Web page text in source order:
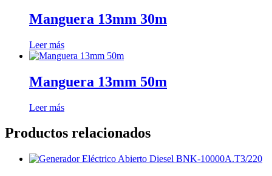
Manguera 13mm 30m
Leer más
Manguera 13mm 50m
Leer más
Productos relacionados